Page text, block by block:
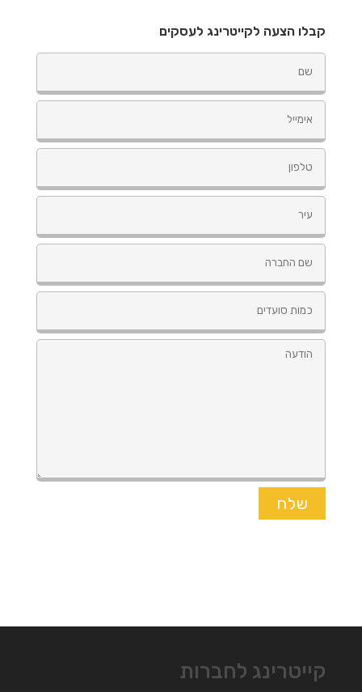
קבלו הצעה לקייטרינג לעסקים
קייטרינג לחברות